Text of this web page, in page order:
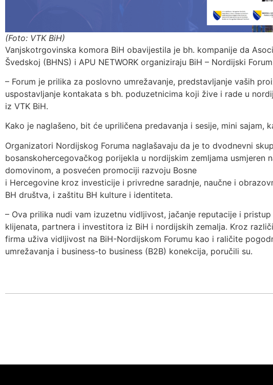
(Foto: VTK BiH)
Vanjskotrgovinska komora BiH obavijestila je bh. kompanije da
Švedskoj (BHNS) i APU NETWORK organiziraju BiH – Nordijski
– Forum je prilika za poslovno umrežavanje, predstavljanje vaših
uspostavljanje kontakata s bh. poduzetnicima koji žive i rade u
iz VTK BiH.
Kako je naglašeno, bit će upriličena predavanja i sesije, mini sajam,
Organizatori Nordijskog Foruma naglašavaju da je to dvodnevni
bosanskohercegovačkog porijekla u nordijskim zemljama usmjeren
domovinom, a posvećen promociji razvoju Bosne
i Hercegovine kroz investicije i privredne saradnje, naučne i
BH društva, i zaštitu BH kulture i identiteta.
– Ova prilika nudi vam izuzetnu vidljivost, jačanje reputacije i
klijenata, partnera i investitora iz BiH i nordijskih zemalja. Kroz
firma uživa vidljivost na BiH-Nordijskom Forumu kao i raličite
umrežavanja i business-to business (B2B) konekcija, poručili su.